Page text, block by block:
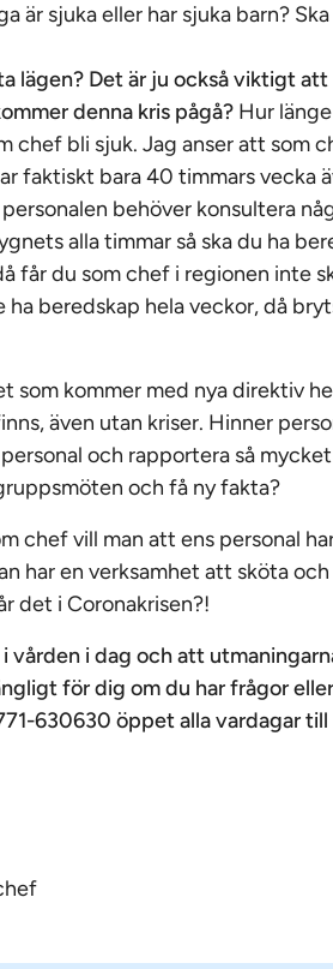
är sjuka eller har sjuka barn?
lägen? Det är ju också viktigt
denna kris pågå? Hur
chef bli sjuk. Jag anser att som
faktiskt bara 40 timmars vecka
behöver konsultera
alla timmar så ska du ha
får du som chef i regionen inte
beredskap hela veckor, då
som kommer med nya direktiv
även utan kriser. Hinner
och rapportera så
och få ny fakta?
chef vill man att ens personal
har en verksamhet att sköta
det i Coronakrisen?!
i dag och att
för dig om du har frågor
630630 öppet alla vardagar